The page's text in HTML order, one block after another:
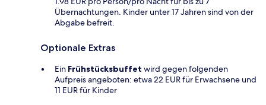
Übernachtungen. Kinder unter 17 Jahren sind von der
Abgabe befreit.
Optionale Extras
Ein Frühstücksbuffet wird gegen folgenden
Aufpreis angeboten: etwa 22 EUR für Erwachsene und
11 EUR für Kinder